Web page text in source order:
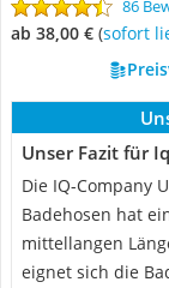
86
ab 38,00 € ( Sofort
Unser Fazit für
Die IQ-Company
Badehosen hat
mittellangen
eignet sich die